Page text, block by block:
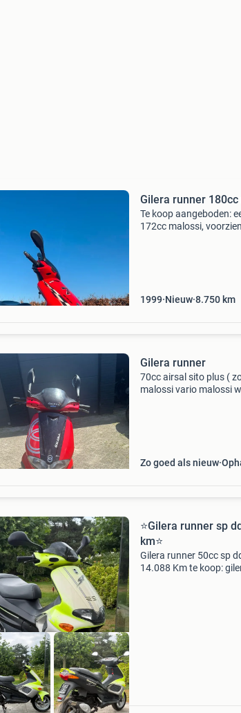
Gilera runner
Te koop aangeboden:
172cc malossi,
1999 Nieuw 8.750 km
Gilera runner
70cc airsal sito plus (
malossi vario malossi
Zo goed als nieuw
⭐️Gilera runner sp
km⭐️
Gilera runner 50cc sp
14.088 Km te koop: